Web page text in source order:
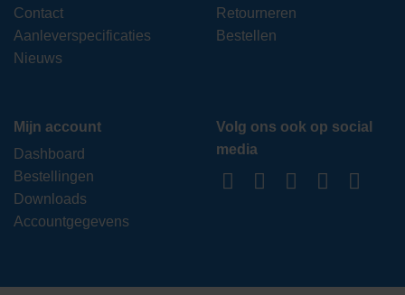
Contact
Aanleverspecificaties
Nieuws
Retourneren
Bestellen
Mijn account
Dashboard
Bestellingen
Downloads
Accountgegevens
Volg ons ook op social
media